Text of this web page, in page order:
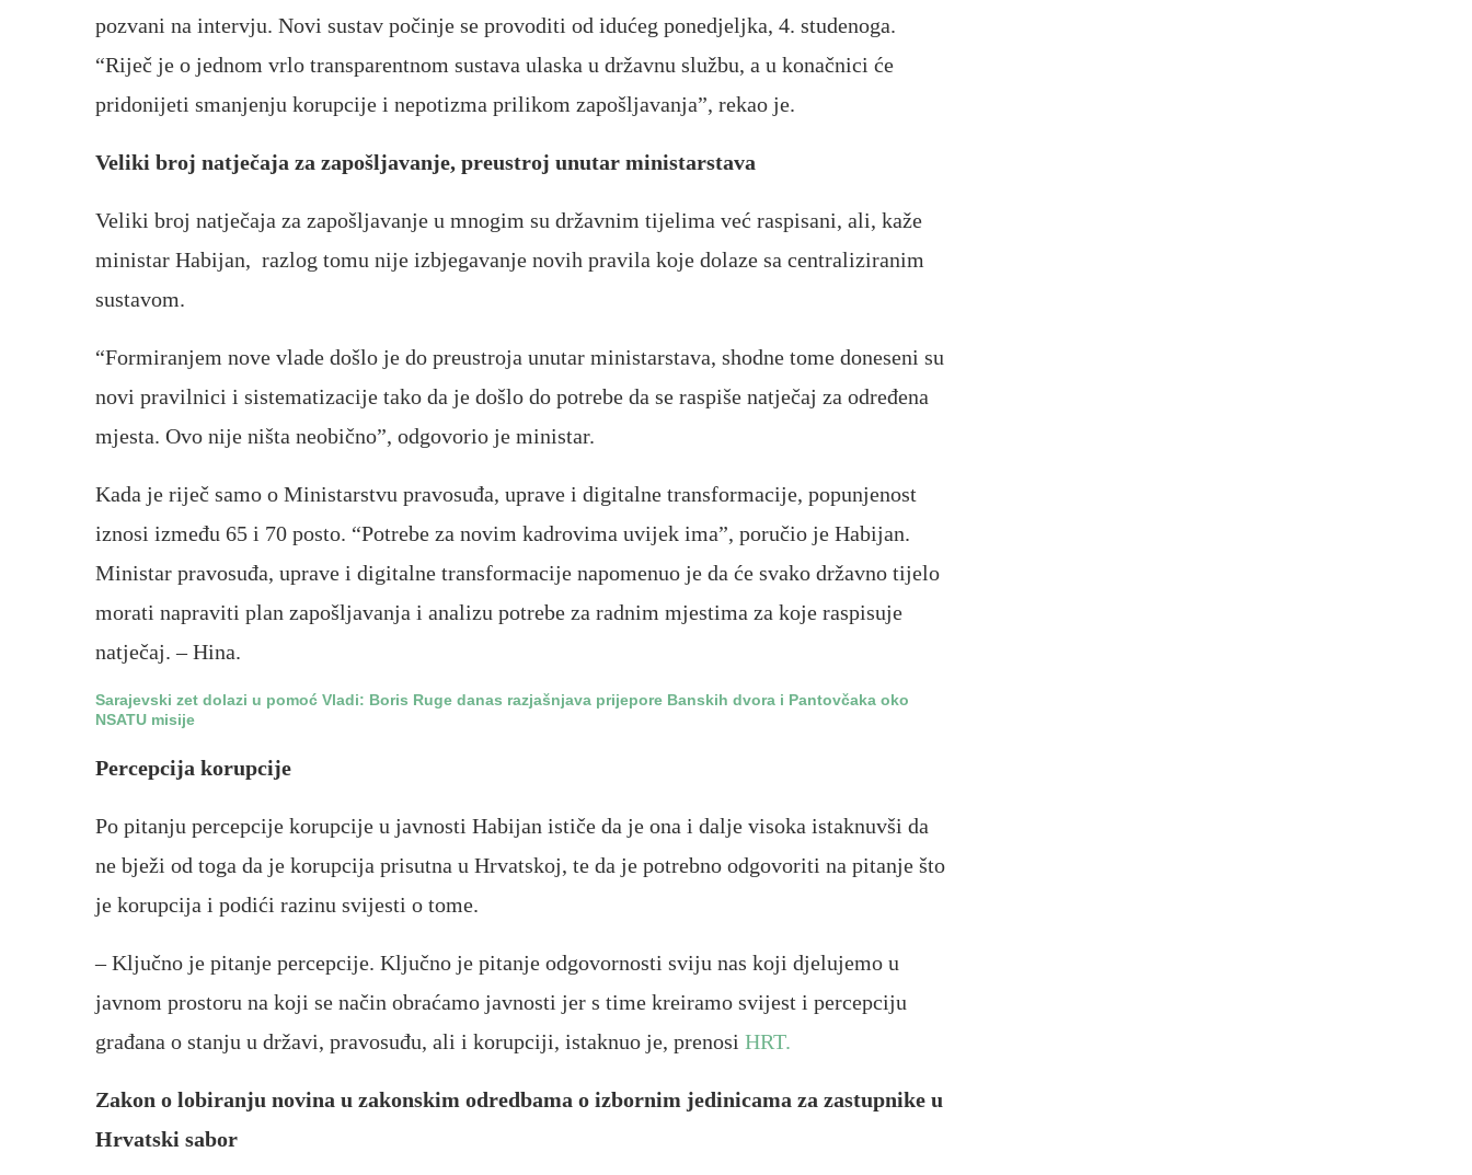
pozvani na intervju. Novi sustav počinje se provoditi od idućeg ponedjeljka, 4. studenoga.
“Riječ je o jednom vrlo transparentnom sustava ulaska u državnu službu, a u konačnici će
pridonijeti smanjenju korupcije i nepotizma prilikom zapošljavanja”, rekao je.
Veliki broj natječaja za zapošljavanje, preustroj unutar ministarstava
Veliki broj natječaja za zapošljavanje u mnogim su državnim tijelima već raspisani, ali, kaže
ministar Habijan, razlog tomu nije izbjegavanje novih pravila koje dolaze sa centraliziranim
sustavom.
“Formiranjem nove vlade došlo je do preustroja unutar ministarstava, shodne tome doneseni su
novi pravilnici i sistematizacije tako da je došlo do potrebe da se raspiše natječaj za određena
mjesta. Ovo nije ništa neobično”, odgovorio je ministar.
Kada je riječ samo o Ministarstvu pravosuđa, uprave i digitalne transformacije, popunjenost
iznosi između 65 i 70 posto. “Potrebe za novim kadrovima uvijek ima”, poručio je Habijan.
Ministar pravosuđa, uprave i digitalne transformacije napomenuo je da će svako državno tijelo
morati napraviti plan zapošljavanja i analizu potrebe za radnim mjestima za koje raspisuje
natječaj. – Hina.
Sarajevski zet dolazi u pomoć Vladi: Boris Ruge danas razjašnjava prijepore Banskih dvora i Pantovčaka oko
NSATU misije
Percepcija korupcije
Po pitanju percepcije korupcije u javnosti Habijan ističe da je ona i dalje visoka istaknuvši da
ne bježi od toga da je korupcija prisutna u Hrvatskoj, te da je potrebno odgovoriti na pitanje što
je korupcija i podići razinu svijesti o tome.
– Ključno je pitanje percepcije. Ključno je pitanje odgovornosti sviju nas koji djelujemo u
javnom prostoru na koji se način obraćamo javnosti jer s time kreiramo svijest i percepciju
građana o stanju u državi, pravosuđu, ali i korupciji, istaknuo je, prenosi HRT.
Zakon o lobiranju novina u zakonskim odredbama o izbornim jedinicama za zastupnike u
Hrvatski sabor